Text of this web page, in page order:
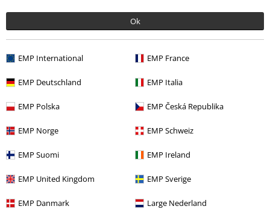
Ok
EMP International EMP France
EMP Deutschland EMP Italia
EMP Polska EMP Česká Republika
EMP Norge EMP Schweiz
EMP Suomi EMP Ireland
EMP United Kingdom EMP Sverige
EMP Danmark Large Nederland
43,99 €
Más categorías. Más opciones